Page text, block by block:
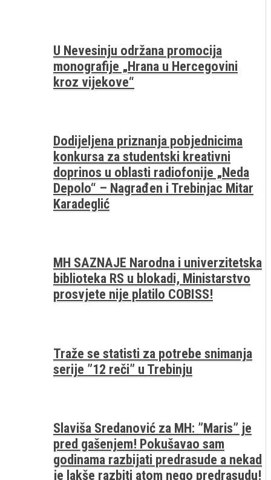
U Nevesinju održana promocija
monografije „Hrana u Hercegovini
kroz vijekove“
Dodijeljena priznanja pobjednicima
konkursa za studentski kreativni
doprinos u oblasti radiofonije „Neda
Depolo“ – Nagrađen i Trebinjac Mitar
Karadeglić
MH SAZNAJE Narodna i univerzitetska
biblioteka RS u blokadi, Ministarstvo
prosvjete nije platilo COBISS!
Traže se statisti za potrebe snimanja
serije ”12 reči” u Trebinju
Slaviša Sredanović za MH: ”Maris” je
pred gašenjem! Pokušavao sam
godinama razbijati predrasude a nekad
je lakše razbiti atom nego predrasudu!